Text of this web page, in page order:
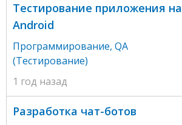
Тестирование приложения на
Android
Программирование, QA
(Тестирование)
1 год назад
Разработка чат-ботов